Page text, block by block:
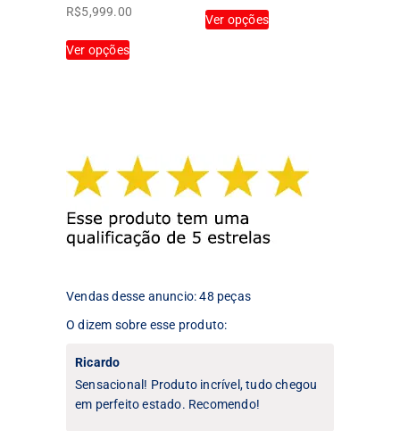
R$5,999.00
Ver opçõesproduto
opções
podem
ser
escolhidas
na
produto
Ver opçõesproduto
ser
escolhidas
do
Vendas desse anuncio: 48 peças
O dizem sobre esse produto:
Ricardo
Sensacional! Produto incrível, tudo chegou
em perfeito estado. Recomendo!